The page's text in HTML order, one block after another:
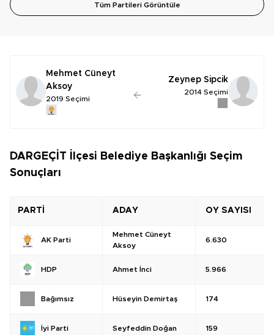
Tüm Partileri Görüntüle
Mehmet Cüneyt
Aksoy
2019 Seçimi
Zeynep Sipcik
2014 Seçimi
DARGEÇİT İlçesi Belediye Başkanlığı Seçim
Sonuçları
PARTİ ADAY OY SAYISI
AK Parti
Mehmet Cüneyt
Aksoy
6.630
HDP Ahmet İnci 5.966
Bağımsız Hüseyin Demirtaş 174
İyi Parti Seyfeddin Doğan 159